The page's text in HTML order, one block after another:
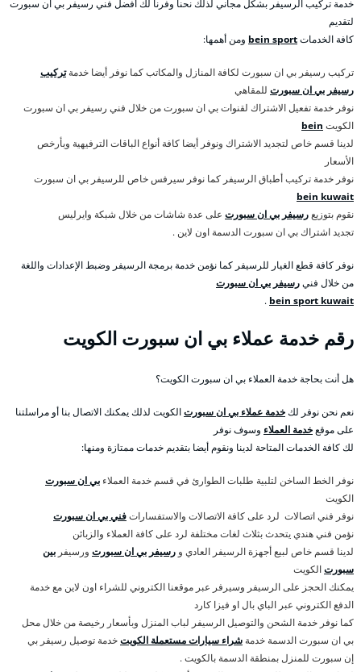
خدمة تركيب الرسيفر بشكل مجاني لذلك نحنا وفرنا لك أفضل فني رسيفر بي ان سبورت
لتقديم
كافة الخدماتbein sport ومن أهمها:
تركيب رسيفر بي ان سبورت لكافة المنازل والمكاتب كما نوفر أيضا خدمةتركيب
رسيفر بي ان سبورت للمقاهي
نوفر خدمة تفعيل الاشتراك لقنوات بي ان سبورت من خلال فني رسيفر بي ان سبورت
الكويت bein
لدينا قسم خاص لتجديد الاشتراك ونوفر أيضا كافة أنواع الباقات الترفيهية وبأرخص
الأسعار
نوفر خدمة تركيب أطباق الرسيفر كما نوفر سيرفس خاص للرسيفر بي ان سبورت
bein kuwait
نقوم بتوزيعرسيفر بي ان سبورت على عدة شاشات من خلال شبكة وايرليس
تجديد اشتراك بي ان سبورت الدسمة اون لاين .
نوفر كافة قطع الغيار للرسيفر كما نؤمن خدمة برمجة الرسيفر وضبط الإعدادات واللغة
من خلال فنيرسيفر بي ان سبورت
bein sport kuwait
.
رقم خدمة عملاء بي ان سبورت الكويت
هل أنت بحاجة خدمة العملاء بي ان سبورت الكويت؟
نعم نحن نوفر لكخدمة عملاء بي ان سبورتالكويت لذلك يمكنك الاتصال بنا أو مراسلتنا
على موقعخدمة العملاء وسوف نوفر
لك كافة الخدمات المتاحة لدينا ونقوم أيضا بتقديم خدمات ممتازة ومنها:
نوفر الخط الساخن لتلبية طلبات الطوارئ في قسم خدمة العملاء بي ان سبورت
الكويت
نوفر فني اتصالات لرد على كافة الاتصالات والاستفساراتفني بي ان سبورت
نؤمن فني هندي يتحدث بثلاث لغات مختلفة لرد على كافة العملاء والزبائن
لدينا قسم خاص لبيع أجهزة الرسيفر العادي و رسيفر بي ان سبورت ورسيفر بين
سبورتالكويت
يمكنك الحجز على الرسيفر وسيرفر عبر موقعنا الكتروني للشراء اون لاين مع خدمة
الدفع الكتروني عبر الباي بال او فيزا كارد
كما نوفر خدمة الشحن والتوصيل الرسيفر لباب المنزل وبأسعار رخيصة من خلال محل
بي ان سبورت الدسمة خدمة شراء سيارات مستعملة الكويتخدمة توصيل رسيفر بي
إن سبورت للمنزل بمنطقة الدسمة بالكويت .